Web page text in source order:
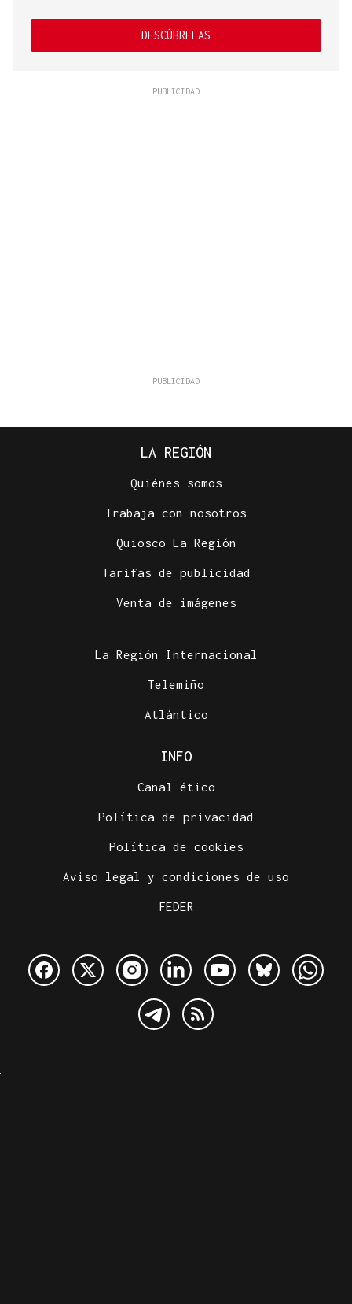
DESCÚBRELAS
LA REGIÓN
Quiénes somos
Trabaja con nosotros
Quiosco La Región
Tarifas de publicidad
Venta de imágenes
La Región Internacional
Telemiño
Atlántico
INFO
Canal ético
Política de privacidad
Política de cookies
Aviso legal y condiciones de uso
FEDER